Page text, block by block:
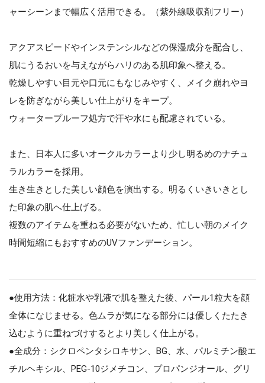
ャーシーンまで幅広く活用できる。（紫外線吸収剤フリー）
アクアスピードやインステンシルなどの保湿成分を配合し、
肌にうるおいを与えながらハリのある肌印象へ整える。
乾燥しやすい目元や口元にもなじみやすく、メイク崩れやヨ
レを防ぎながら美しい仕上がりをキープ。
ウォータープルーフ処方で汗や水にも配慮されている。
また、日本人に多いオークルカラーより少し明るめのナチュ
ラルカラーを採用。
生き生きとした美しい顔色を演出する。明るくいきいきとし
た印象の肌へ仕上げる。
複数のアイテムを重ねる必要がないため、忙しい朝のメイク
時間短縮にもおすすめのUVファンデーション。
●使用方法：化粧水や乳液で肌を整えた後、パール1粒大を顔
全体になじませる。色ムラが気になる部分には優しくたたき
込むように重ねづけするとより美しく仕上がる。
●全成分：シクロペンタシロキサン、BG、水、パルミチン酸エ
チルヘキシル、PEG‐10ジメチコン、プロパンジオール、グリ